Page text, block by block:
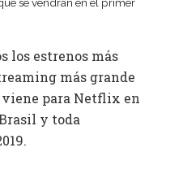
los estrenos más
más grande
viene para Netflix en
y toda